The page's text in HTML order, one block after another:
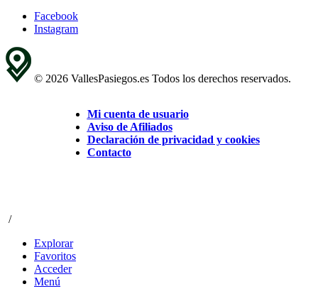
Facebook
Instagram
© 2026 VallesPasiegos.es Todos los derechos reservados.
Mi cuenta de usuario
Aviso de Afiliados
Declaración de privacidad y cookies
Contacto
/
Explorar
Favoritos
Acceder
Menú